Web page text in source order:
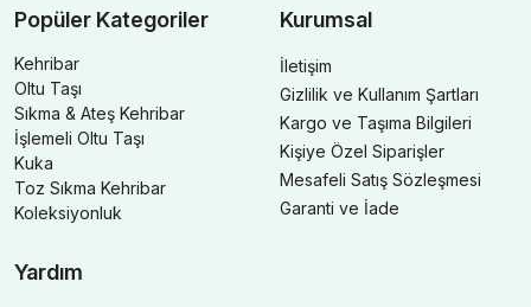
Popüler Kategoriler
Kehribar
Oltu Taşı
Sıkma & Ateş Kehribar
İşlemeli Oltu Taşı
Kuka
Toz Sıkma Kehribar
Koleksiyonluk
Kurumsal
İletişim
Gizlilik ve Kullanım Şartları
Kargo ve Taşıma Bilgileri
Kişiye Özel Siparişler
Mesafeli Satış Sözleşmesi
Garanti ve İade
Yardım